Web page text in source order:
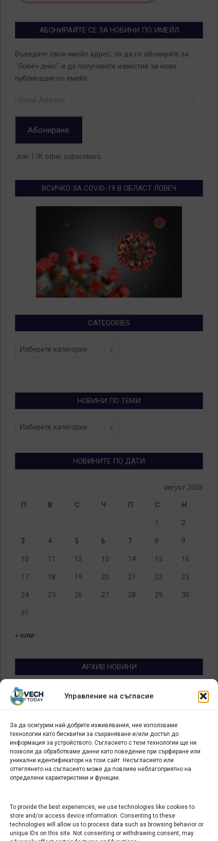
Управление на съгласие
За да осигурим най-добрите изживявания, ние използваме
технологии като бисквитки за съхраняване и/или достъп до
информация за устройството. Съгласието с тези технологии ще ни
позволи да обработваме данни като поведение при сърфиране или
уникални идентификатори на този сайт. Несъгласието или
оттеглянето на съгласието може да повлияе неблагоприятно на
определени характеристики и функции.
To provide the best experiences, we use technologies like cookies to
store and/or access device information. Consenting to these
technologies will allow us to process data such as browsing behavior or
unique IDs on this site. Not consenting or withdrawing consent, may
АБОНИРАЙТЕ СЕ ЗА НОВИНИ ПО ИМЕЙЛ
Въведете своя имейл адрес, за да се абонирате за
"Ловеч днес" и да получавате известия за нови
публикации по имейл.
Абониране
Join 17K other subscribers
ВСИЧКО ЗА COVID-19 В ОБЛАСТ ЛОВЕЧ
CATEGORIES
Categories
НОВИНИ ПО ТЕМИ
Новини
НОВИНИТЕ ПО ДАТИ
август 2026
П
В С Ч П С Н
1 2
3 4 5 6 7 8 9
10 11 12 13 14 15 16
17 18 19 20 21 22 23
24 25 26 27 28 29 30
31
« юли
АРХИВ НОВИНИ
Архив
новини
БИЗНЕС
Арт галерия "Мостове" – магазин за изкуство
СЕВЕРОЗАПАДА ИНФОРМАЦИОНЕН БИЗНЕС
ТУРИСТИЧЕСКИ КЛЪСТЕР
ИНСТИТУЦИИ В ЛОВЕЧ
Административен съд Ловеч